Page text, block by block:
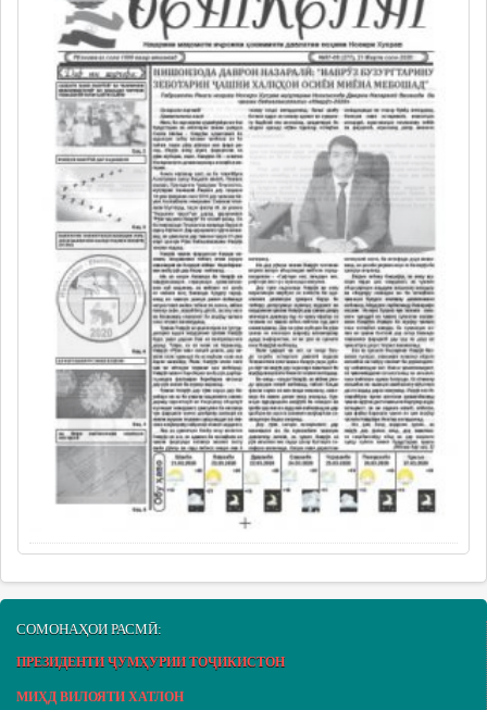
СОМОНАҲОИ РАСМӢ:
ПРЕЗИДЕНТИ ҶУМҲУРИИ ТОҶИКИСТОН
МИҲД ВИЛОЯТИ ХАТЛОН